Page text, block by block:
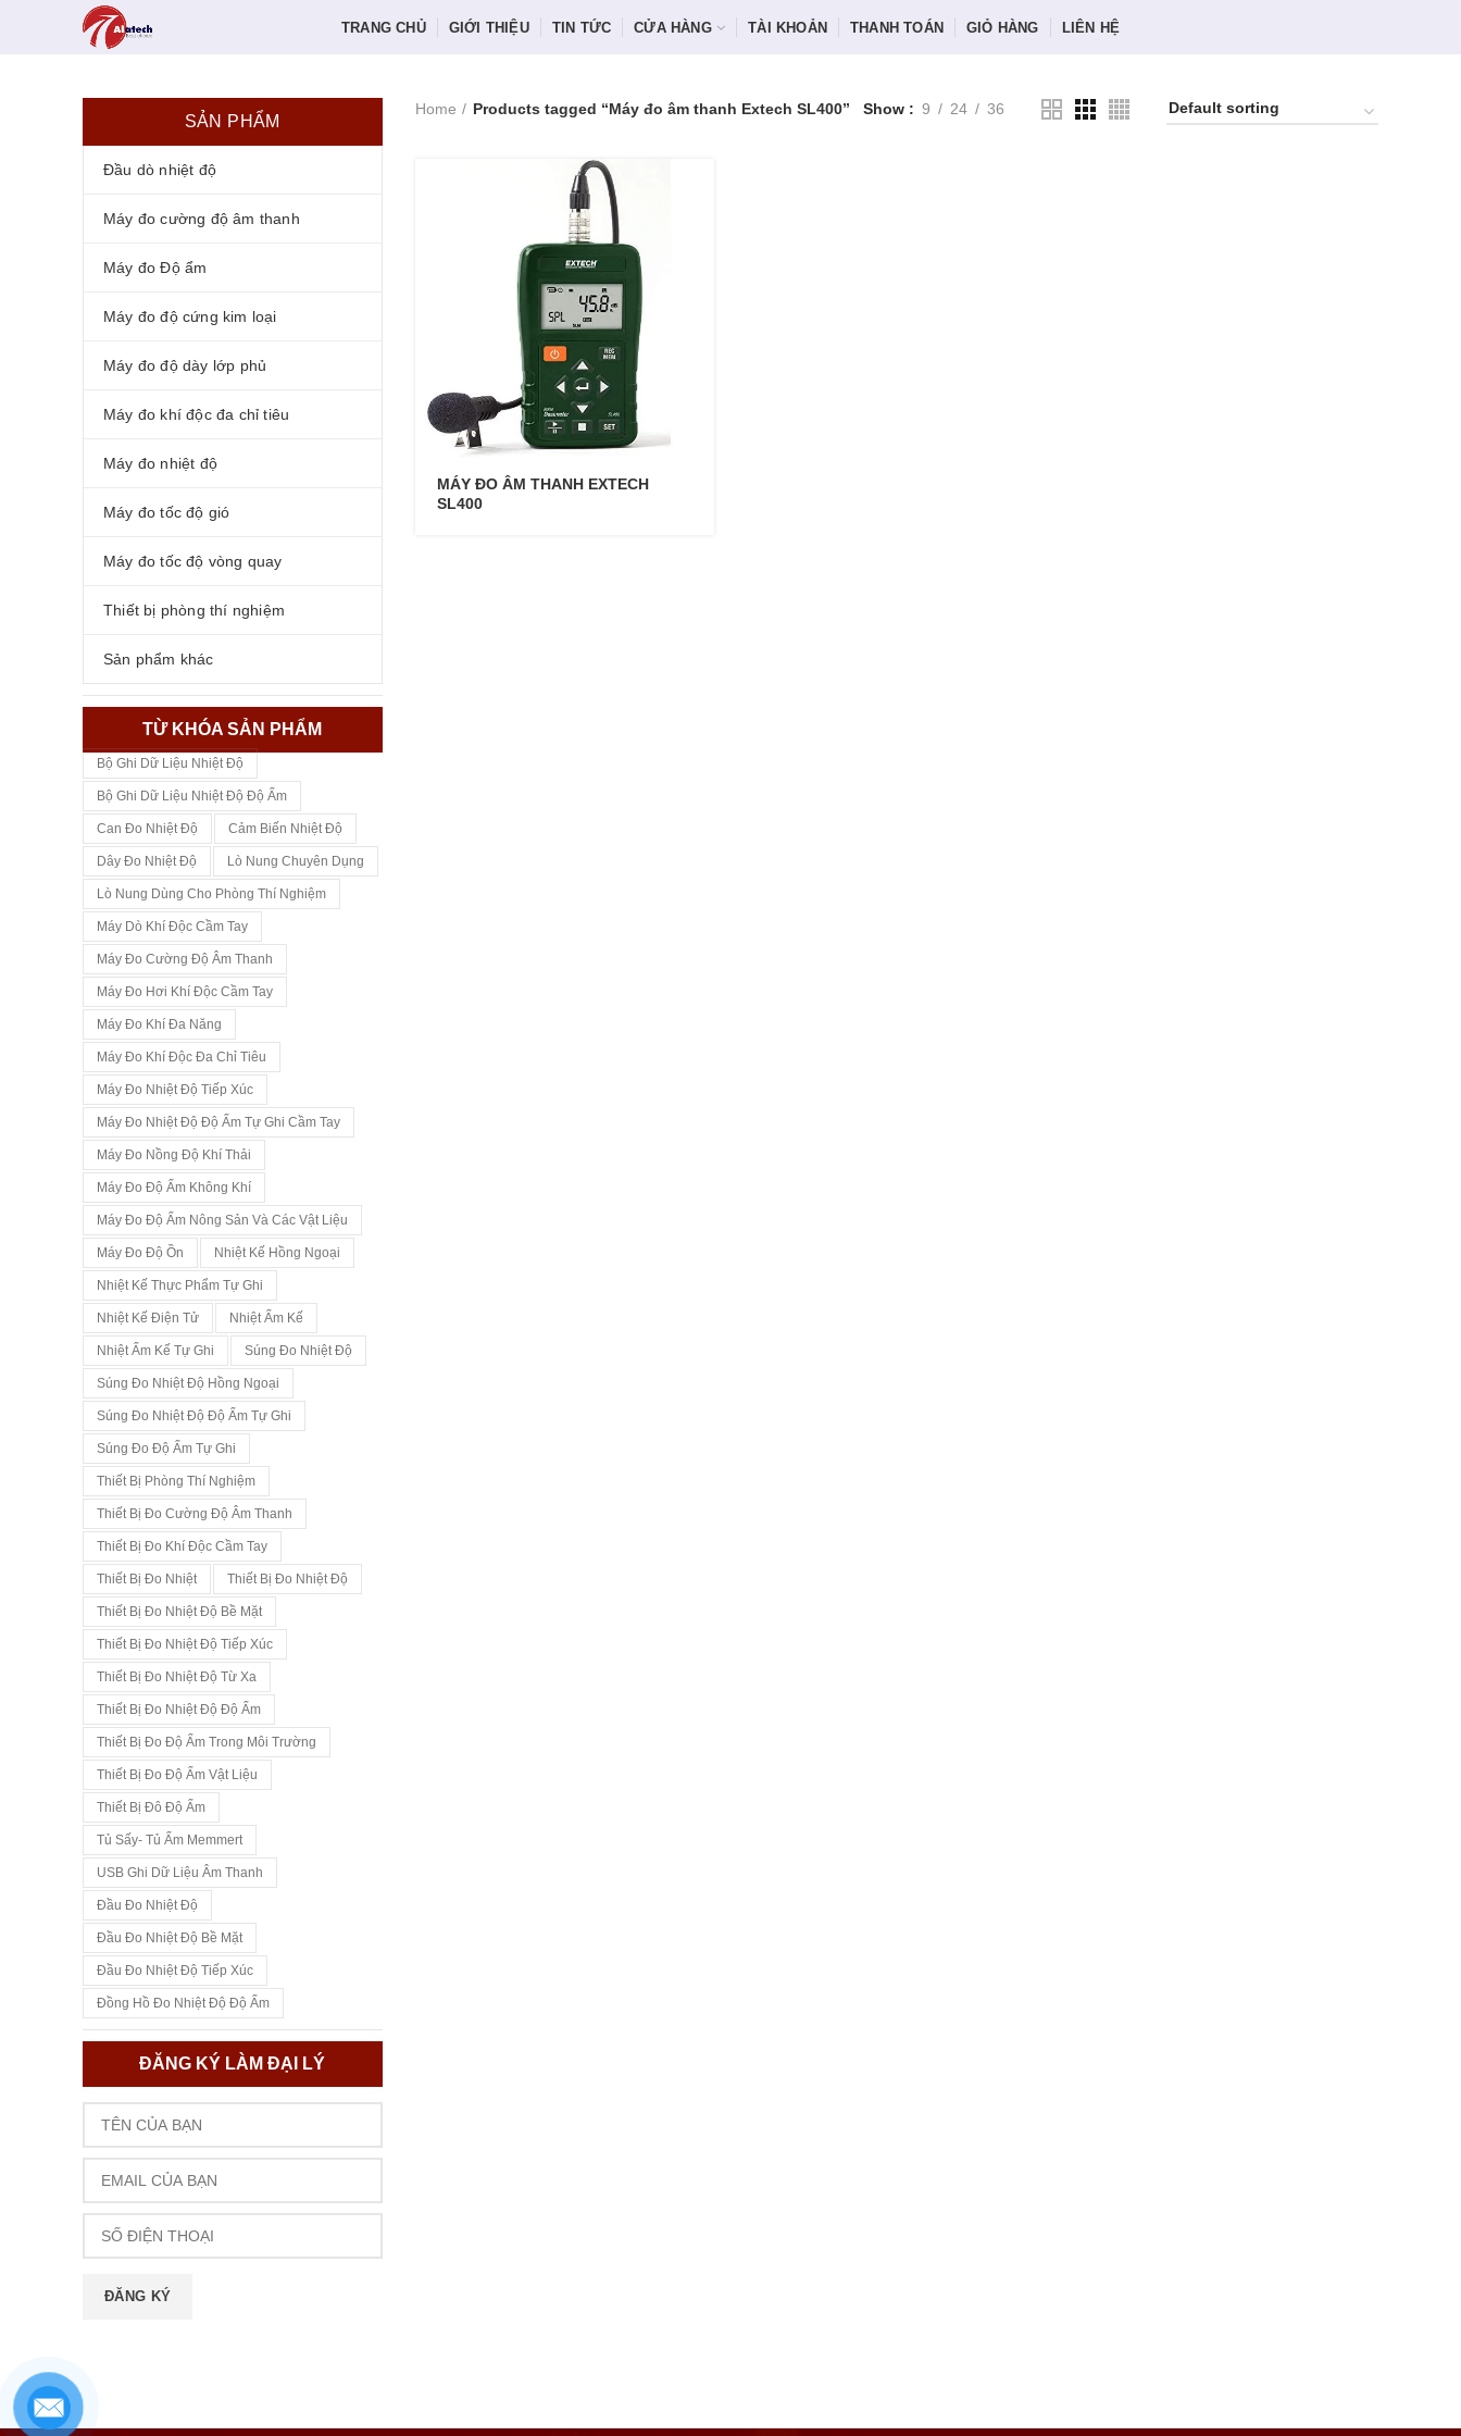
TRANG CHỦ GIỚI THIỆU TIN TỨC CỬA HÀNG TÀI KHOẢN THANH TOÁN GIỎ HÀNG LIÊN HỆ
Home Products tagged “Máy đo âm thanh Extech SL400” Show 9 24 36
MÁY ĐO ÂM THANH EXTECH
SL400
SẢN PHẨM
Đầu dò nhiệt độ
Máy đo cường độ âm thanh
Máy đo Độ ẩm
Máy đo độ cứng kim loại
Máy đo độ dày lớp phủ
Máy đo khí độc đa chỉ tiêu
Máy đo nhiệt độ
Máy đo tốc độ gió
Máy đo tốc độ vòng quay
Thiết bị phòng thí nghiệm
Sản phẩm khác
TỪ KHÓA SẢN PHẨM
Bộ Ghi Dữ Liệu Nhiệt Độ
Bộ Ghi Dữ Liệu Nhiệt Độ Độ Ẩm
Can Đo Nhiệt Độ Cảm Biến Nhiệt Độ
Dây Đo Nhiệt Độ Lò Nung Chuyên Dụng
Lò Nung Dùng Cho Phòng Thí Nghiệm
Máy Dò Khí Độc Cầm Tay
Máy Đo Cường Độ Âm Thanh
Máy Đo Hơi Khí Độc Cầm Tay
Máy Đo Khí Đa Năng
Máy Đo Khí Độc Đa Chỉ Tiêu
Máy Đo Nhiệt Độ Tiếp Xúc
Máy Đo Nhiệt Độ Độ Ẩm Tự Ghi Cầm Tay
Máy Đo Nồng Độ Khí Thải
Máy Đo Độ Ẩm Không Khí
Máy Đo Độ Ẩm Nông Sản Và Các Vật Liệu
Máy Đo Độ Ồn Nhiệt Kế Hồng Ngoại
Nhiệt Kế Thực Phẩm Tự Ghi
Nhiệt Kế Điện Tử Nhiệt Ẩm Kế
Nhiệt Ẩm Kế Tự Ghi Súng Đo Nhiệt Độ
Súng Đo Nhiệt Độ Hồng Ngoại
Súng Đo Nhiệt Độ Độ Ẩm Tự Ghi
Súng Đo Độ Ẩm Tự Ghi
Thiết Bị Phòng Thí Nghiệm
Thiết Bị Đo Cường Độ Âm Thanh
Thiết Bị Đo Khí Độc Cầm Tay
Thiết Bị Đo Nhiệt Thiết Bị Đo Nhiệt Độ
Thiết Bị Đo Nhiệt Độ Bề Mặt
Thiết Bị Đo Nhiệt Độ Tiếp Xúc
Thiết Bị Đo Nhiệt Độ Từ Xa
Thiết Bị Đo Nhiệt Độ Độ Ẩm
Thiết Bị Đo Độ Ẩm Trong Môi Trường
Thiết Bị Đo Độ Ẩm Vật Liệu
Thiết Bị Đô Độ Ẩm
Tủ Sấy- Tủ Ấm Memmert
USB Ghi Dữ Liệu Âm Thanh
Đầu Đo Nhiệt Độ
Đầu Đo Nhiệt Độ Bề Mặt
Đầu Đo Nhiệt Độ Tiếp Xúc
Đồng Hồ Đo Nhiệt Độ Độ Ẩm
ĐĂNG KÝ LÀM ĐẠI LÝ